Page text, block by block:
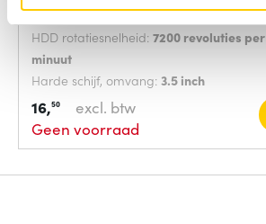
HDD capaciteit:80 GB
HDD rotatiesnelheid: 7200 revoluties per
minuut
Harde schijf, omvang: 3.5 inch
Interface:
SATA
16,50
excl. btw
Geen voorraad